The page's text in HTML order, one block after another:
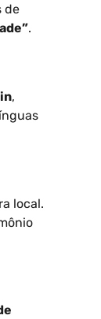
de
.
,
local.